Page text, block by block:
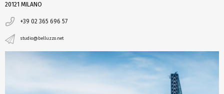
20121 MILANO
+39 02 365 696 57
studio@belluzzo.net